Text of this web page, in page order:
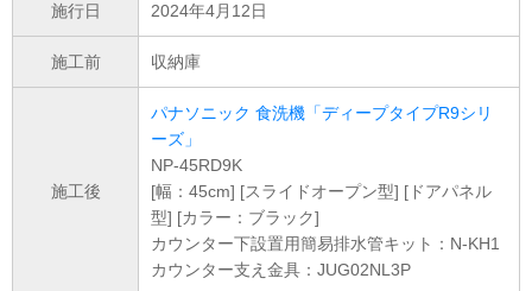
施行日 2024年4月12日
施工前 収納庫
施工後
パナソニック 食洗機「ディープタイプR9シリ
ーズ」
NP-45RD9K
[幅：45cm] [スライドオープン型] [ドアパネル
型] [カラー：ブラック]
カウンター下設置用簡易排水管キット：N-KH1
カウンター支え金具：JUG02NL3P